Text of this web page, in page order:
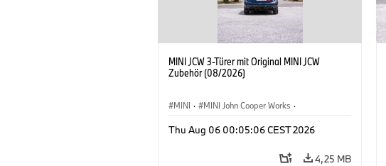
MINI JCW 3-Türer mit Original MINI JCW
Zubehör (08/2026)
MINI · MINI John Cooper Works ·
Sonderausstattungen, Zubehör
Thu Aug 06 00:05:06 CEST 2026
4,25 MB